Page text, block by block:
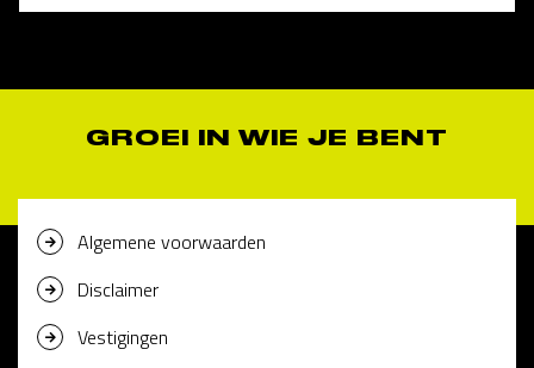
GROEI IN WIE JE BENT
Algemene voorwaarden
Disclaimer
Vestigingen